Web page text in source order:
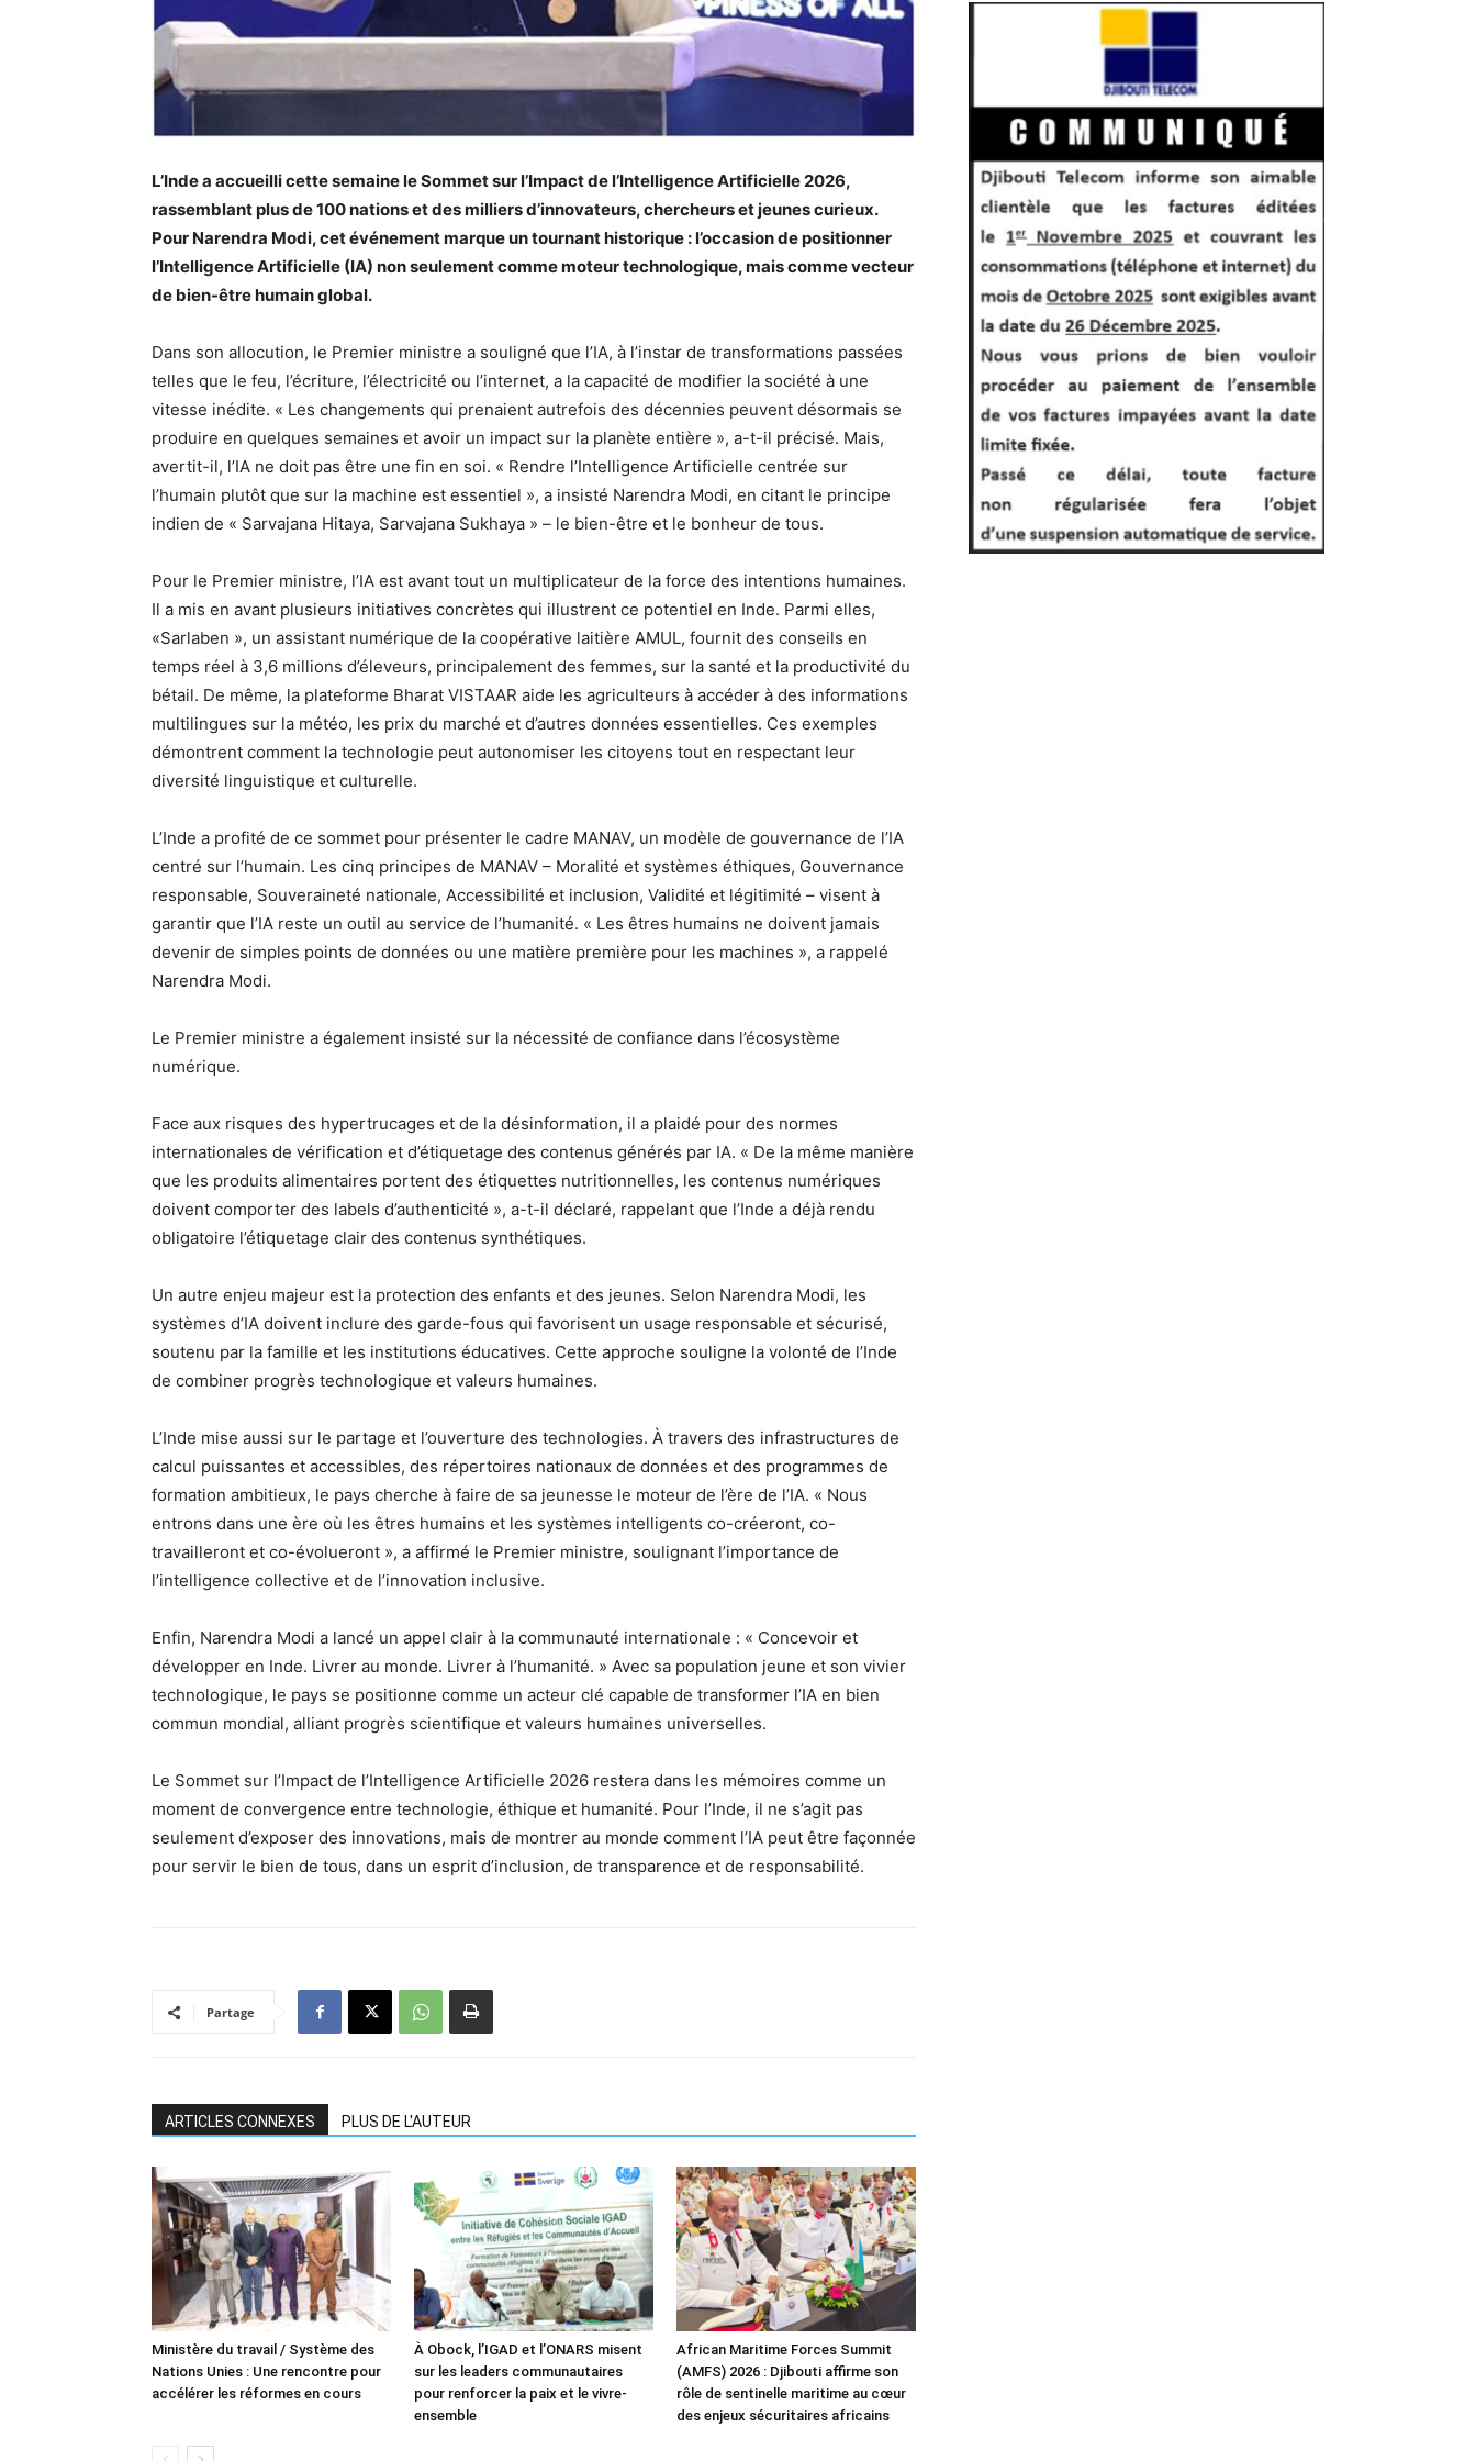
L’Inde a accueilli cette semaine le Sommet sur l’Impact de l’Intelligence Artificielle 2026,
rassemblant plus de 100 nations et des milliers d’innovateurs, chercheurs et jeunes curieux.
Pour Narendra Modi, cet événement marque un tournant historique : l’occasion de positionner
l’Intelligence Artificielle (IA) non seulement comme moteur technologique, mais comme vecteur
de bien-être humain global.
Dans son allocution, le Premier ministre a souligné que l’IA, à l’instar de transformations passées
telles que le feu, l’écriture, l’électricité ou l’internet, a la capacité de modifier la société à une
vitesse inédite. « Les changements qui prenaient autrefois des décennies peuvent désormais se
produire en quelques semaines et avoir un impact sur la planète entière », a-t-il précisé. Mais,
avertit-il, l’IA ne doit pas être une fin en soi. « Rendre l’Intelligence Artificielle centrée sur
l’humain plutôt que sur la machine est essentiel », a insisté Narendra Modi, en citant le principe
indien de « Sarvajana Hitaya, Sarvajana Sukhaya » – le bien-être et le bonheur de tous.
Pour le Premier ministre, l’IA est avant tout un multiplicateur de la force des intentions humaines.
Il a mis en avant plusieurs initiatives concrètes qui illustrent ce potentiel en Inde. Parmi elles,
«Sarlaben », un assistant numérique de la coopérative laitière AMUL, fournit des conseils en
temps réel à 3,6 millions d’éleveurs, principalement des femmes, sur la santé et la productivité du
bétail. De même, la plateforme Bharat VISTAAR aide les agriculteurs à accéder à des informations
multilingues sur la météo, les prix du marché et d’autres données essentielles. Ces exemples
démontrent comment la technologie peut autonomiser les citoyens tout en respectant leur
diversité linguistique et culturelle.
L’Inde a profité de ce sommet pour présenter le cadre MANAV, un modèle de gouvernance de l’IA
centré sur l’humain. Les cinq principes de MANAV – Moralité et systèmes éthiques, Gouvernance
responsable, Souveraineté nationale, Accessibilité et inclusion, Validité et légitimité – visent à
garantir que l’IA reste un outil au service de l’humanité. « Les êtres humains ne doivent jamais
devenir de simples points de données ou une matière première pour les machines », a rappelé
Narendra Modi.
Le Premier ministre a également insisté sur la nécessité de confiance dans l’écosystème
numérique.
Face aux risques des hypertrucages et de la désinformation, il a plaidé pour des normes
internationales de vérification et d’étiquetage des contenus générés par IA. « De la même manière
que les produits alimentaires portent des étiquettes nutritionnelles, les contenus numériques
doivent comporter des labels d’authenticité », a-t-il déclaré, rappelant que l’Inde a déjà rendu
obligatoire l’étiquetage clair des contenus synthétiques.
Un autre enjeu majeur est la protection des enfants et des jeunes. Selon Narendra Modi, les
systèmes d’IA doivent inclure des garde-fous qui favorisent un usage responsable et sécurisé,
soutenu par la famille et les institutions éducatives. Cette approche souligne la volonté de l’Inde
de combiner progrès technologique et valeurs humaines.
L’Inde mise aussi sur le partage et l’ouverture des technologies. À travers des infrastructures de
calcul puissantes et accessibles, des répertoires nationaux de données et des programmes de
formation ambitieux, le pays cherche à faire de sa jeunesse le moteur de l’ère de l’IA. « Nous
entrons dans une ère où les êtres humains et les systèmes intelligents co-créeront, co-
travailleront et co-évolueront », a affirmé le Premier ministre, soulignant l’importance de
l’intelligence collective et de l’innovation inclusive.
Enfin, Narendra Modi a lancé un appel clair à la communauté internationale : « Concevoir et
développer en Inde. Livrer au monde. Livrer à l’humanité. » Avec sa population jeune et son vivier
technologique, le pays se positionne comme un acteur clé capable de transformer l’IA en bien
commun mondial, alliant progrès scientifique et valeurs humaines universelles.
Le Sommet sur l’Impact de l’Intelligence Artificielle 2026 restera dans les mémoires comme un
moment de convergence entre technologie, éthique et humanité. Pour l’Inde, il ne s’agit pas
seulement d’exposer des innovations, mais de montrer au monde comment l’IA peut être façonnée
pour servir le bien de tous, dans un esprit d’inclusion, de transparence et de responsabilité.
Partage
ARTICLES CONNEXES PLUS DE L'AUTEUR
Ministère du travail / Système des
Nations Unies : Une rencontre pour
accélérer les réformes en cours
À Obock, l’IGAD et l’ONARS misent
sur les leaders communautaires
pour renforcer la paix et le vivre-
ensemble
African Maritime Forces Summit
(AMFS) 2026 : Djibouti affirme son
rôle de sentinelle maritime au cœur
des enjeux sécuritaires africains